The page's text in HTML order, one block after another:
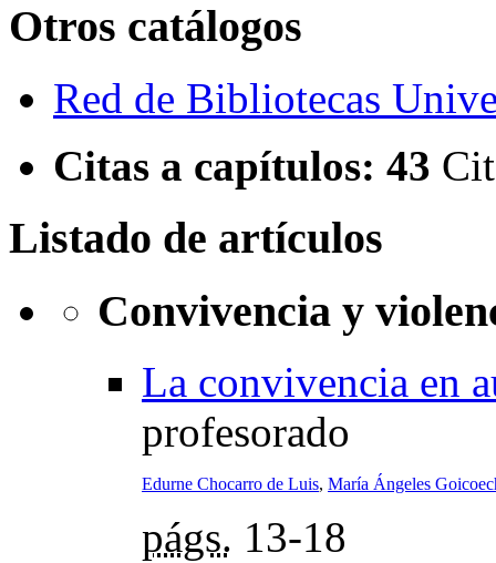
Otros catálogos
Red de Bibliotecas
Citas a capítulos: 43
Listado de artículos
Convivencia y
La convivencia en
profesorado
Edurne Chocarro de Luis, María Ángeles
págs. 13-18